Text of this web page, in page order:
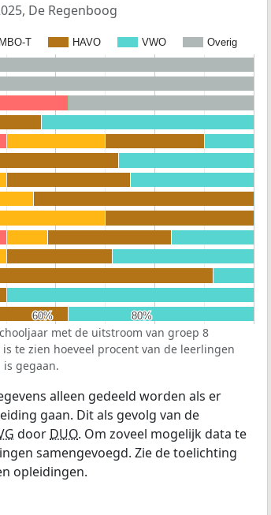
De Regenboog
T HAVO VWO Overig
60%
60% 80%
80%
met de uitstroom van groep 8
te zien hoeveel procent van de leerlingen
gegaan.
alleen gedeeld worden als er
gaan. Dit als gevolg van de
door DUO. Om zoveel mogelijk data te
samengevoegd. Zie de toelichting
opleidingen.